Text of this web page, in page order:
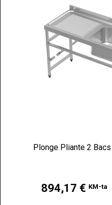
Plonge Pliante 2
894,17 € KM-ta